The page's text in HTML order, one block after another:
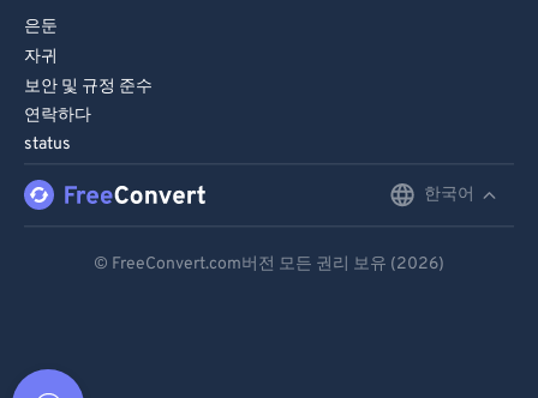
은둔
자귀
보안 및 규정 준수
연락하다
status
한국어
© FreeConvert.com버전 모든 권리 보유 (2026)